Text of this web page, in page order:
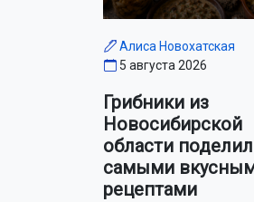
Алиса Новохатская
5 августа 2026
Грибники из
Новосибирской
области
самыми
рецептами